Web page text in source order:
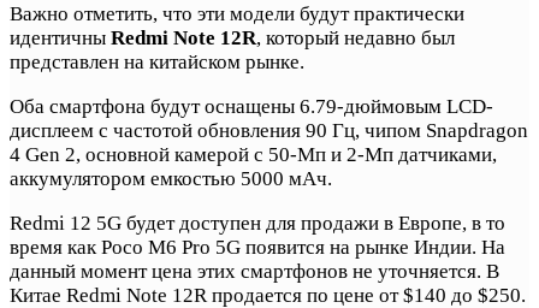
Важно отметить, что эти модели будут практически
идентичны Redmi Note 12R, который недавно был
представлен на китайском рынке.
Оба смартфона будут оснащены 6.79-дюймовым LCD-
дисплеем с частотой обновления 90 Гц, чипом Snapdragon
4 Gen 2, основной камерой с 50-Мп и 2-Мп датчиками,
аккумулятором емкостью 5000 мАч.
Redmi 12 5G будет доступен для продажи в Европе, в то
время как Poco M6 Pro 5G появится на рынке Индии. На
данный момент цена этих смартфонов не уточняется. В
Китае Redmi Note 12R продается по цене от $140 до $250.